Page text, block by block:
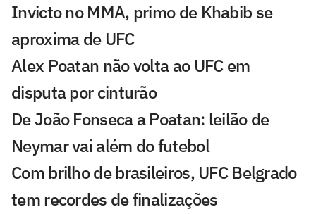
Invicto no MMA, primo de Khabib se
aproxima de UFC
Alex Poatan não volta ao UFC em
disputa por cinturão
De João Fonseca a Poatan: leilão de
Neymar vai além do futebol
Com brilho de brasileiros, UFC Belgrado
tem recordes de finalizações